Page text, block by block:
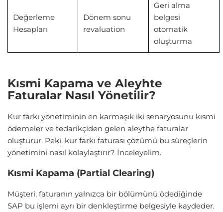
Değerleme
Hesapları
Dönem sonu
revaluation
Geri alma
belgesi
otomatik
oluşturma
Kısmi Kapama ve Aleyhte
Faturalar Nasıl Yönetilir?
Kur farkı yönetiminin en karmaşık iki senaryosunu kısmi
ödemeler ve tedarikçiden gelen aleythe faturalar
oluşturur. Peki, kur farkı faturası çözümü bu süreçlerin
yönetimini nasıl kolaylaştırır? İnceleyelim.
Kısmi Kapama (Partial Clearing)
Müşteri, faturanın yalnızca bir bölümünü ödediğinde
SAP bu işlemi ayrı bir denkleştirme belgesiyle kaydeder.